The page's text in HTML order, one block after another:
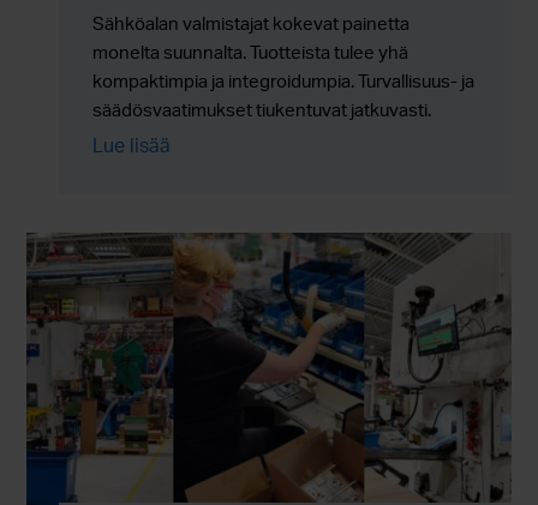
Sähköalan valmistajat kokevat painetta
monelta suunnalta. Tuotteista tulee yhä
kompaktimpia ja integroidumpia. Turvallisuus- ja
säädösvaatimukset tiukentuvat jatkuvasti.
Ympäristöön liittyvät kestävyystavoitteet eivät
monimutkaisuutta.
Lue lisää